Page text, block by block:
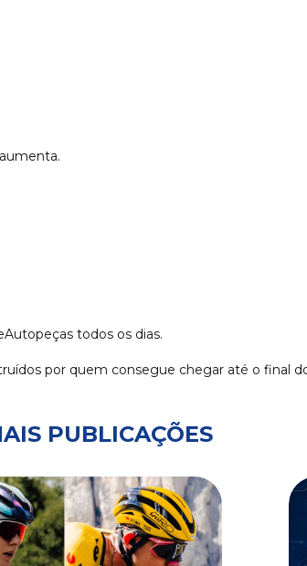
todos os dias.
por quem consegue chegar até o final
PUBLICAÇÕES